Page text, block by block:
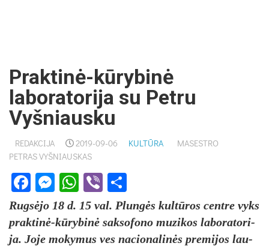
Praktinė-kūrybinė
laboratorija su Petru
Vyšniausku
REDAKCIJA 2019-09-06 KULTŪRA
MASESTRO
PETRAS VYŠNIAUSKAS
Facebook
Messenger
WhatsApp
Viber
Rug­sė­jo 18 d. 15 val. Plun­gės kul­tū­ros cent­re vyks
pra­kti­nė-kū­ry­bi­nė sak­so­fo­no mu­zi­kos la­bo­ra­to­ri­
ja. Jo­je mo­ky­mus ves na­cio­na­li­nės pre­mi­jos lau­